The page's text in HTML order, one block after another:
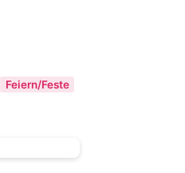
Feiern/Feste